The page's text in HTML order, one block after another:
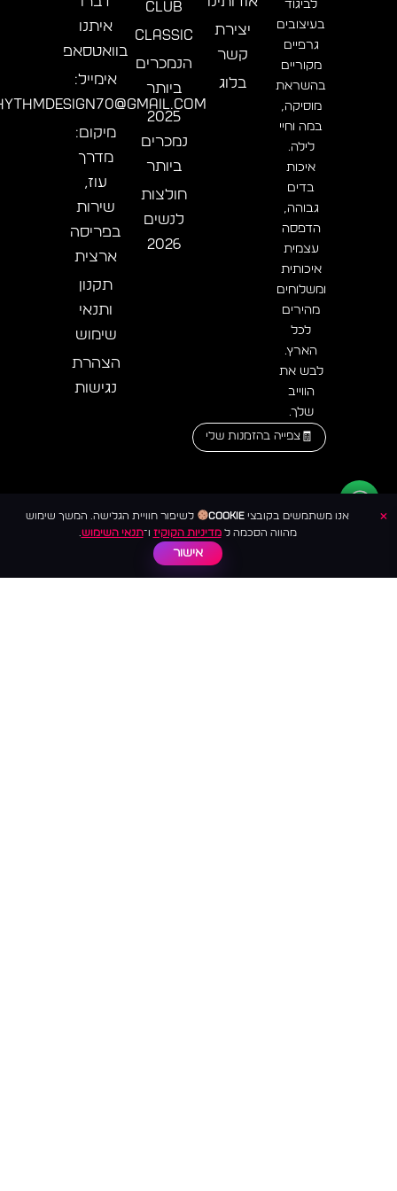
לביגוד
בעיצובים
גרפיים
מקוריים
בהשראת
מוסיקה,
במה וחיי
לילה.
איכות
בדים
גבוהה,
הדפסה
עצמית
איכותית
ומשלוחים
מהירים
לכל
הארץ.
לבש את
הווייב
שלך.
צפייה בהזמנות שלי
יצירת
קשר
בלוג
CLUB
CLASSIC
הנמכרים
ביותר
2025
נמכרים
ביותר
חולצות
לנשים
2026
איתנו
בוואטסאפ
אימייל:
מיקום:
מדרך
עוז,
שירות
בפריסה
ארצית
תקנון
ותנאי
שימוש
הצהרת
נגישות
× אנו משתמשים בקובצי Cookie
לשיפור חוויית הגלישה. המשך שימוש
מהווה הסכמה למדיניות הקוקיז ו־תנאי השימוש
אישור